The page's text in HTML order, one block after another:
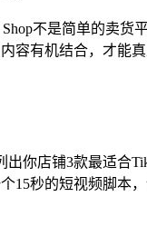
不是简单的卖货
容有机结合，才能
出你店铺3款最适合
15秒的短视频脚本